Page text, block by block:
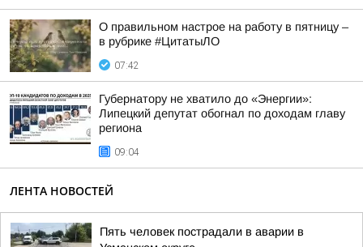
О правильном настрое на работу в пятницу –
в рубрике #ЦитатыЛО
07:42
Губернатору не хватило до «Энергии»:
Липецкий депутат обогнал по доходам главу
региона
09:04
ЛЕНТА НОВОСТЕЙ
Пять человек пострадали в аварии в